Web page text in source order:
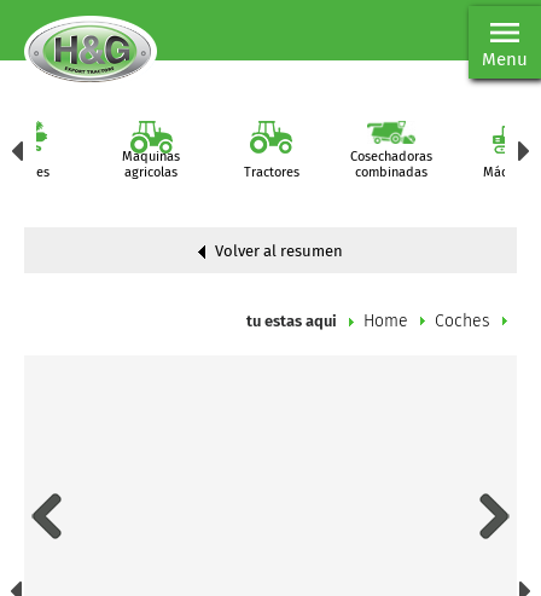
Menu
Partes
Maquinas
agricolas
Tractores
Cosechadoras
combinadas
Máquinas
Volver al resumen
tu estas aqui Home Coches